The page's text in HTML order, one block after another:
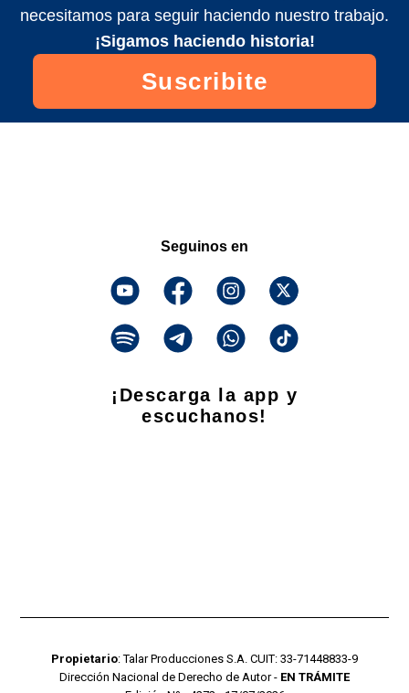
necesitamos para seguir haciendo nuestro trabajo.
¡Sigamos haciendo historia!
Suscribite
Seguinos en
¡Descarga la app y
escuchanos!
Propietario: Talar Producciones S.A. CUIT: 33-71448833-9
Dirección Nacional de Derecho de Autor - EN TRÁMITE